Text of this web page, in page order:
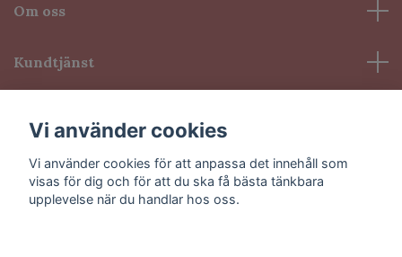
Om oss
Kundtjänst
Sociala medier
Vi använder cookies
Vi använder cookies för att anpassa det innehåll som
visas för dig och för att du ska få bästa tänkbara
upplevelse när du handlar hos oss.